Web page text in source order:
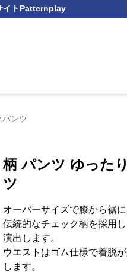
イトPatternplay
ンツ
柄 パンツ ゆった
ツ
オーバーサイズで膝から裾
伝統的なチェック柄を採用
演出します。
ウエストはゴム仕様で着脱
します。